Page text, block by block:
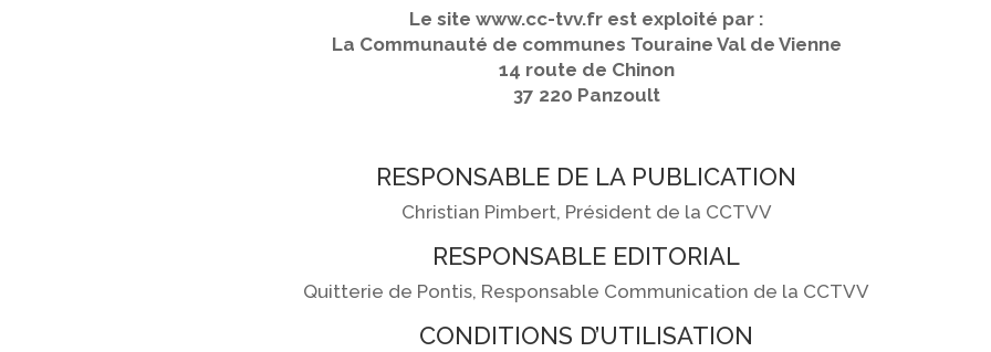
Le site www.cc-tvv.fr est exploité par :
La Communauté de communes Touraine Val de Vienne
14 route de Chinon
37 220 Panzoult
RESPONSABLE DE LA PUBLICATION
Christian Pimbert, Président de la CCTVV
RESPONSABLE EDITORIAL
Quitterie de Pontis, Responsable Communication de la CCTVV
CONDITIONS D’UTILISATION